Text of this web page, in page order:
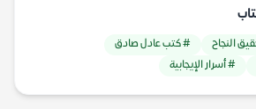
النجاح
# كتب عادل صادق
# أسرار الإيجابية